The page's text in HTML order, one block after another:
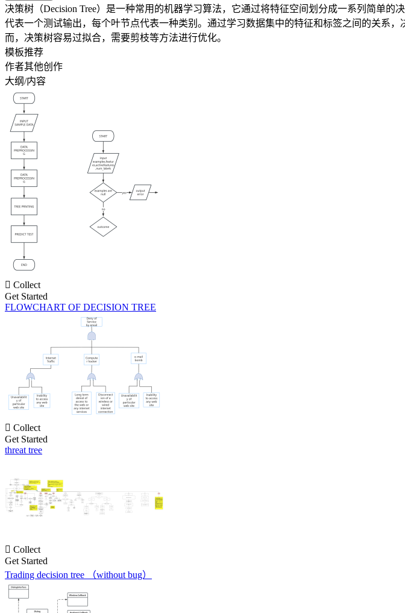
决策树（Decision Tree）是一种常用的机器学习算法，它通过将特征空间划分成一系列简单
代表一个测试输出，每个叶节点代表一种类别。通过学习数据集中的特征和标签之间的关系
而，决策树容易过拟合，需要剪枝等方法进行优化。
模板推荐
作者其他创作
大纲/内容
 Collect
Get Started
FLOWCHART OF DECISION TREE
 Collect
Get Started
threat tree
 Collect
Get Started
Trading decision tree （without bug）